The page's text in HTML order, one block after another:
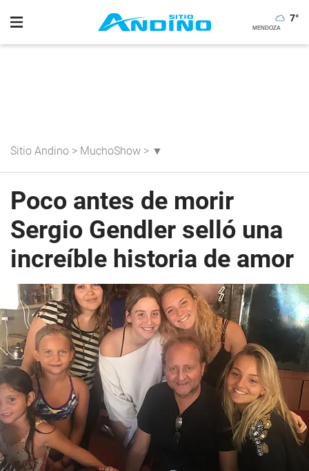
7°
Sitio Andino > MuchoShow > ▼
Poco antes de morir
Sergio Gendler selló una
increíble historia de amor